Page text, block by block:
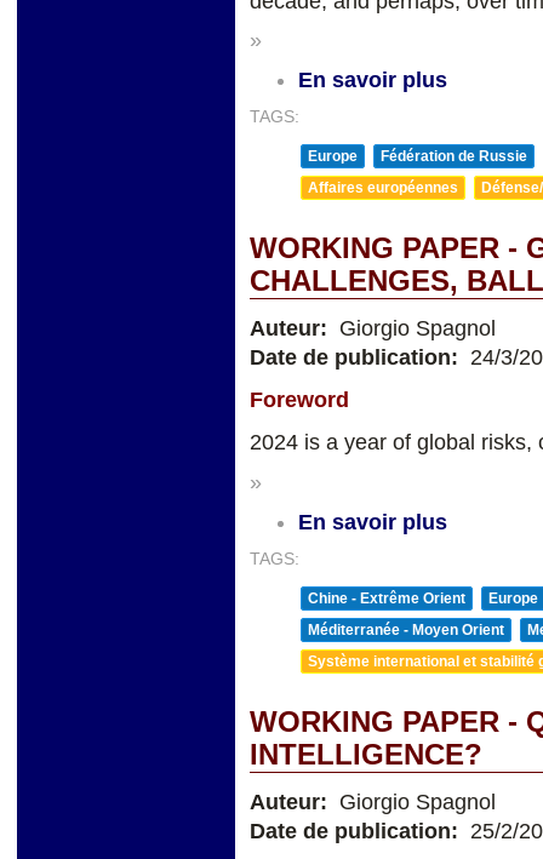
»
En savoir plus
TAGS:
Europe
Fédération de Russie
Affaires européennes
WORKING PAPER -
CHALLENGES,
Auteur: Giorgio Spagnol
Date de publication: 24/3/
Foreword
2024 is a year of global
»
En savoir plus
TAGS:
Chine - Extrême Orient
Europe
Méditerranée - Moyen Orient
Système international et stabilité
WORKING PAPER -
INTELLIGENCE?
Auteur: Giorgio Spagnol
Date de publication: 25/2/